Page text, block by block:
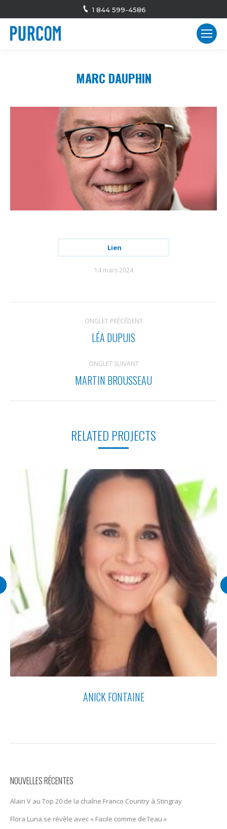
1 844 599-4586
MARC DAUPHIN
Lien
14 mars 2024
COMMENTAIRE
ONGLET PRÉCÉDENT
Onglet
LÉA DUPUIS
ONGLET SUIVANT
Projets
MARTIN BROUSSEAU
RELATED PROJECTS
ANICK FONTAINE
NOUVELLES RÉCENTES
Alain V au Top 20 de la chaîne Franco Country à Stingray
Flora Luna se révèle avec « Facile comme de l’eau »